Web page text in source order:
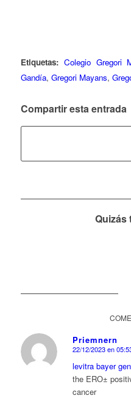
Etiquetas: Colegio Gregori
Gandía, Gregori Mayans,
Compartir esta entrada
Quizás
Priemnern
Dice:
22/12/2023 en
levitra bayer
the ERО±
cancer